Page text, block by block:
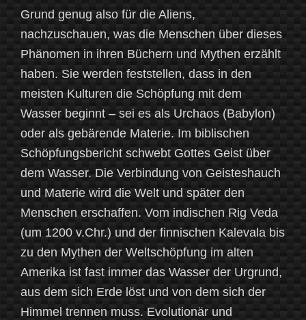
Grund genug also für die Aliens,
nachzuschauen, was die Menschen über dieses
Phänomen in ihren Büchern und Mythen erzählt
haben. Sie werden feststellen, dass in den
meisten Kulturen die Schöpfung mit dem
Wasser beginnt – sei es als Urchaos (Babylon)
oder als gebärende Materie. Im biblischen
Schöpfungsbericht schwebt Gottes Geist über
dem Wasser. Die Verbindung von Geisteshauch
und Materie wird die Welt und später den
Menschen erschaffen. Vom indischen Rig Veda
(um 1200 v.Chr.) und der finnischen Kalevala bis
zu den Mythen der Weltschöpfung im alten
Amerika ist fast immer das Wasser der Urgrund,
aus dem sich Erde löst und von dem sich der
Himmel trennen muss. Evolutionär und